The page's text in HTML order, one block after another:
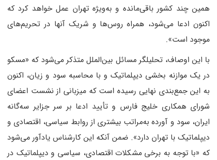
همین چند کشور باقی‌مانده و به‌ویژه تهران عمل خواهد کرد که
اکنون ادعا می‌شود، همراه روس‌ها و شریک آنها در تحریم‌های
موجود است».
با این اوصاف، تحلیلگر مسائل بین‌الملل متذکر می‌شود که «مسکو
در یک موازنه بخشی دیپلماتیک و با محاسبه سود و زیان، اکنون
به این جمع‌بندی نهایی رسیده است که میزبانی از نشست اعضای
شورای همکاری خلیج فارس و تأیید ادعا بر سر جزایر سه‌گانه
ایران، سود و آورده به‌مراتب بیشتری از روابط سیاسی، اقتصادی و
دیپلماتیک با تهران دارد». ضمن آنکه این کارشناس یادآور می‌شود
که «با توجه به برخی مشکلات اقتصادی، سیاسی و دیپلماتیک در